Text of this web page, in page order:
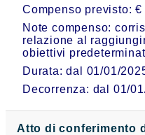
Compenso previsto: €
Note compenso:
relazione al
obiettivi
Durata: dal 01/01/
Decorrenza: dal 01/
Atto di conferimento